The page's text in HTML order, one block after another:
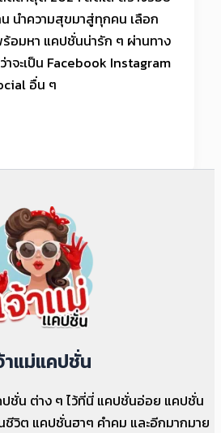
นำความสุขมาสู่ทุกคน เลือก
อมหา แคปชั่นน่ารัก ๆ ผ่านทาง
าจะเป็น Facebook Instagram
อื่น ๆ
าแม่แคปชั่น
ชั่น ต่าง ๆ ไว้ที่นี่ แคปชั่นอ่อย แคปชั่น
วิต แคปชั่นฮาๆ คำคม และอีกมากมาย